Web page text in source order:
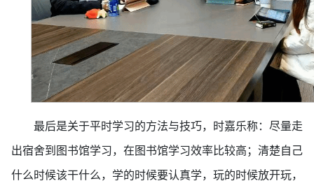
最后是关于平时学习的方法与技巧，时嘉乐称：尽量走
出宿舍到图书馆学习，在图书馆学习效率比较高；清楚自己
什么时候该干什么，学的时候要认真学，玩的时候放开玩，